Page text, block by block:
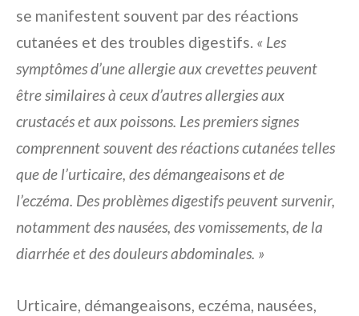
se manifestent souvent par des réactions
cutanées et des troubles digestifs. « Les
symptômes d’une allergie aux crevettes peuvent
être similaires à ceux d’autres allergies aux
crustacés et aux poissons. Les premiers signes
comprennent souvent des réactions cutanées telles
que de l’urticaire, des démangeaisons et de
l’eczéma. Des problèmes digestifs peuvent survenir,
notamment des nausées, des vomissements, de la
diarrhée et des douleurs abdominales. »
Urticaire, démangeaisons, eczéma, nausées,